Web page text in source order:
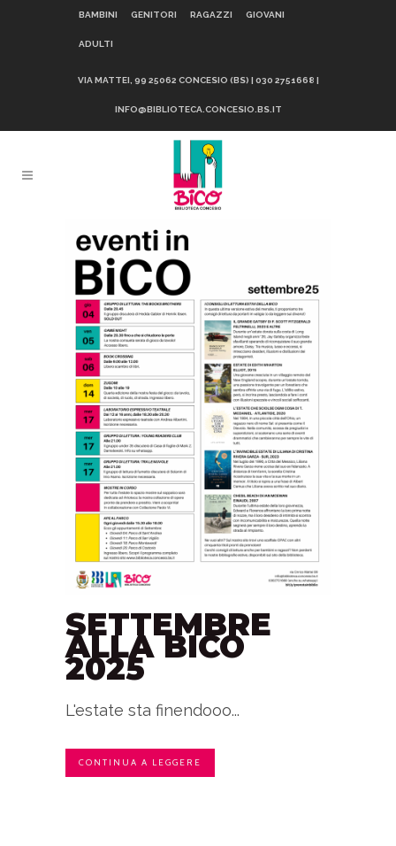
BAMBINI GENITORI RAGAZZI GIOVANI
ADULTI
VIA MATTEI, 99 25062 CONCESIO (BS) | 030 2751668 |
INFO@BIBLIOTECA.CONCESIO.BS.IT
SETTEMBRE
ALLA BICO
2025
L'estate sta finendooo...
CONTINUA A LEGGERE